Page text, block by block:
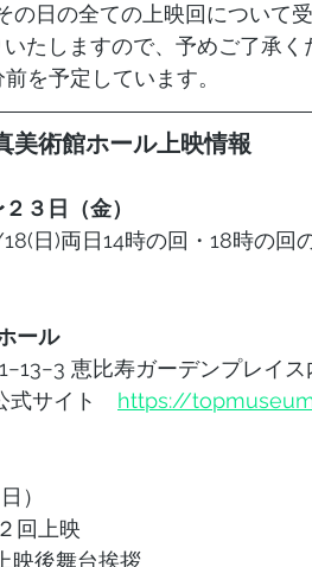
の日の全ての上映回について
たしますので、予めご了承く
を予定しています。
美術館ホール上映情報
３日（金）
日)両日14時の回・18時の回
ール
恵比寿ガーデンプレイス
式サイト https://
）
回上映
映後舞台挨拶